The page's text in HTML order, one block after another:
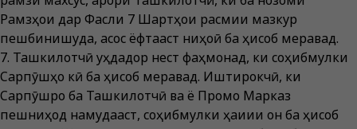
Рамзҳои дар Фасли 7 Шартҳои расмии мазкур
пешбинишуда, асос ёфтааст ниҳоӣ ба ҳисоб меравад.
7. Ташкилотчӣ уҳдадор нест фаҳмонад, ки соҳибмулки
Сарпӯшҳо кӣ ба ҳисоб меравад. Иштирокчӣ, ки
Сарпӯшро ба Ташкилотчӣ ва ё Промо Марказ
пешниҳод намудааст, соҳибмулки ҳақиқии он ба ҳисоб